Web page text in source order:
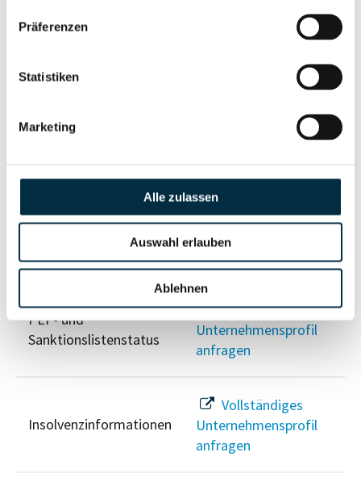
Präferenzen
Statistiken
Marketing
Alle zulassen
Auswahl erlauben
Ablehnen
Vollständiges
Unternehmensprofil
Vollständiges
anfragen
Risikoinformationen
PEP- und
Sanktionslistenstatus
Vollständiges
Unternehmensprofil
anfragen
Insolvenzinformationen
Vollständiges
Unternehmensprofil
anfragen